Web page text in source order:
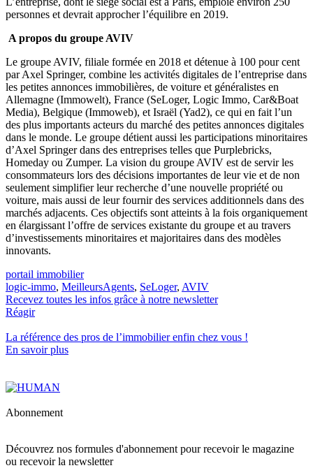
personnes et devrait approcher l’équilibre en 2019.
A propos du groupe AVIV
Le groupe AVIV, filiale formée en 2018 et détenue à 100 pour cent
par Axel Springer, combine les activités digitales de l’entreprise dans
les petites annonces immobilières, de voiture et généralistes en
Allemagne (Immowelt), France (SeLoger, Logic Immo, Car&Boat
Media), Belgique (Immoweb), et Israël (Yad2), ce qui en fait l’un
des plus importants acteurs du marché des petites annonces digitales
dans le monde. Le groupe détient aussi les participations minoritaires
d’Axel Springer dans des entreprises telles que Purplebricks,
Homeday ou Zumper. La vision du groupe AVIV est de servir les
consommateurs lors des décisions importantes de leur vie et de non
seulement simplifier leur recherche d’une nouvelle propriété ou
voiture, mais aussi de leur fournir des services additionnels dans des
marchés adjacents. Ces objectifs sont atteints à la fois organiquement
en élargissant l’offre de services existante du groupe et au travers
d’investissements minoritaires et majoritaires dans des modèles
innovants.
portail immobilier
logic-immo, MeilleursAgents, SeLoger, AVIV
Recevez toutes les infos grâce à notre newsletter
Réagir
La référence des pros de l’immobilierenfin chez vous !
En savoir plus
Abonnement
Découvrez nos formules d'abonnement pour recevoir le magazine
ou recevoir la newsletter